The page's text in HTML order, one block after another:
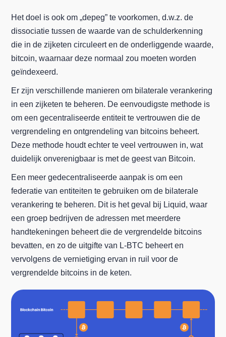
Het doel is ook om „depeg” te voorkomen, d.w.z. de
dissociatie tussen de waarde van de schulderkenning
die in de zijketen circuleert en de onderliggende waarde,
bitcoin, waarnaar deze normaal zou moeten worden
geïndexeerd.
Er zijn verschillende manieren om bilaterale verankering
in een zijketen te beheren. De eenvoudigste methode is
om een gecentraliseerde entiteit te vertrouwen die de
vergrendeling en ontgrendeling van bitcoins beheert.
Deze methode houdt echter te veel vertrouwen in, wat
duidelijk onverenigbaar is met de geest van Bitcoin.
Een meer gedecentraliseerde aanpak is om een
federatie van entiteiten te gebruiken om de bilaterale
verankering te beheren. Dit is het geval bij Liquid, waar
een groep bedrijven de adressen met meerdere
handtekeningen beheert die de vergrendelde bitcoins
bevatten, en zo de uitgifte van L-BTC beheert en
vervolgens de vernietiging ervan in ruil voor de
vergrendelde bitcoins in de keten.